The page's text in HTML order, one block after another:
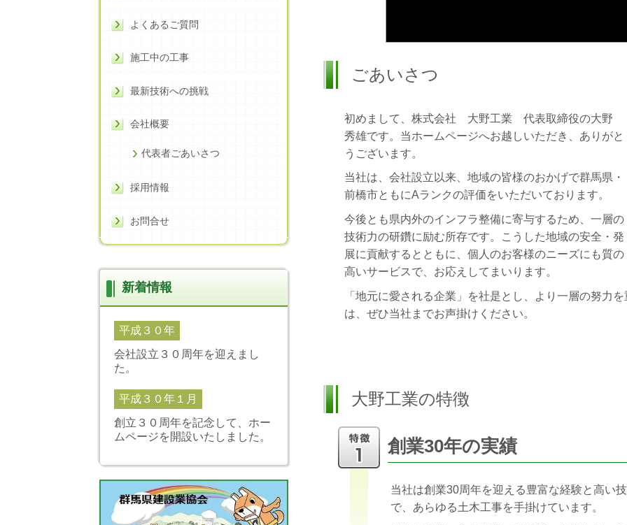
ごあいさつ
初めまして、株式会社 大野工業 代表取締役の大野
秀雄です。当ホームページへお越しいただき、ありがと
うございます。
当社は、会社設立以来、地域の皆様のおかげで群馬県・
前橋市ともにAランクの評価をいただいております。
今後とも県内外のインフラ整備に寄与するため、一層の
技術力の研鑽に励む所存です。こうした地域の安全・発
展に貢献するとともに、個人のお客様のニーズにも質の
高いサービスで、お応えしてまいります。
「地元に愛される企業」を社是とし、より一層の努力
は、ぜひ当社までお声掛けください。
大野工業の特徴
創業30年の実績
当社は創業30周年を迎える豊富な経験と高い
で、あらゆる土木工事を手掛けています。
よくあるご質問
施工中の工事
最新技術への挑戦
会社概要
代表者ごあいさつ
採用情報
お問合せ
新着情報
平成３０年
会社設立３０周年を迎えまし
た。
平成３０年１月
創立３０周年を記念して、ホー
ムページを開設いたしました。